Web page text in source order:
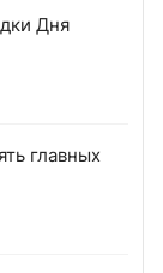
Дня
главных